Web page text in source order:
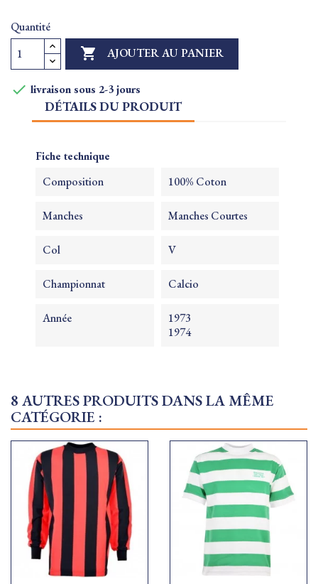
Quantité
 AJOUTER AU PANIER
 livraison sous 2-3 jours
DÉTAILS DU PRODUIT
Fiche technique
Composition 100% Coton
Manches Manches Courtes
Col V
Championnat Calcio
Année
1973
1974
8 AUTRES PRODUITS DANS LA MÊME
CATÉGORIE :